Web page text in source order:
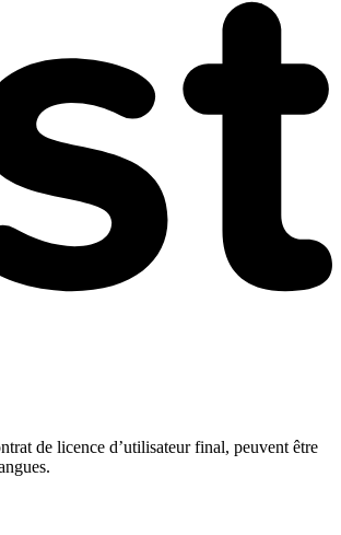
de licence d’utilisateur final, peuvent être